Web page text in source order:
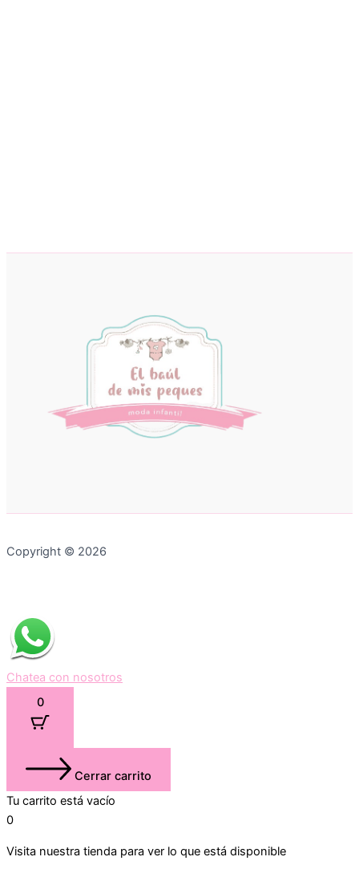
Copyright © 2026
Chatea con nosotros
0
Cerrar carrito
Tu carrito está vacío
0
Visita nuestra tienda para ver lo que está disponible